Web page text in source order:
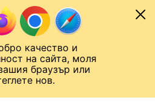
качество и
на сайта, моля
браузър или
нов.